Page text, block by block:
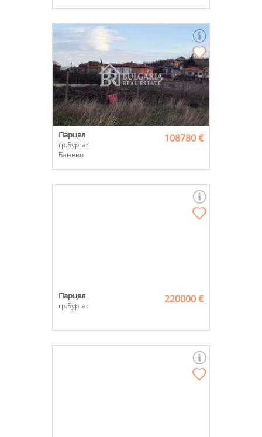
Парцел
гр.Бургас
Банево
108780 €
Парцел
гр.Бургас
220000 €